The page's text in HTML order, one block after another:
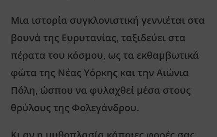
Μια ιστορία συγκλονιστική γεννιέται στα
βουνά της Ευρυτανίας, ταξιδεύει στα
πέρατα του κόσμου, ως τα εκθαμβωτικά
φώτα της Νέας Υόρκης και την Αιώνια
Πόλη, ώσπου να φυλαχθεί μέσα στους
θρύλους της Φολεγάνδρου.